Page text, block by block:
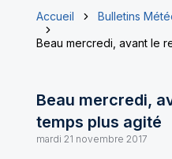
Accueil
Bulletins
Beau mercredi, avant le
Beau mercredi,
temps plus agité
mardi 21 novembre 2017